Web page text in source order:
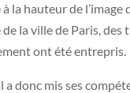
à la hauteur de l’image
la ville de Paris, des
ont été entrepris.
a donc mis ses